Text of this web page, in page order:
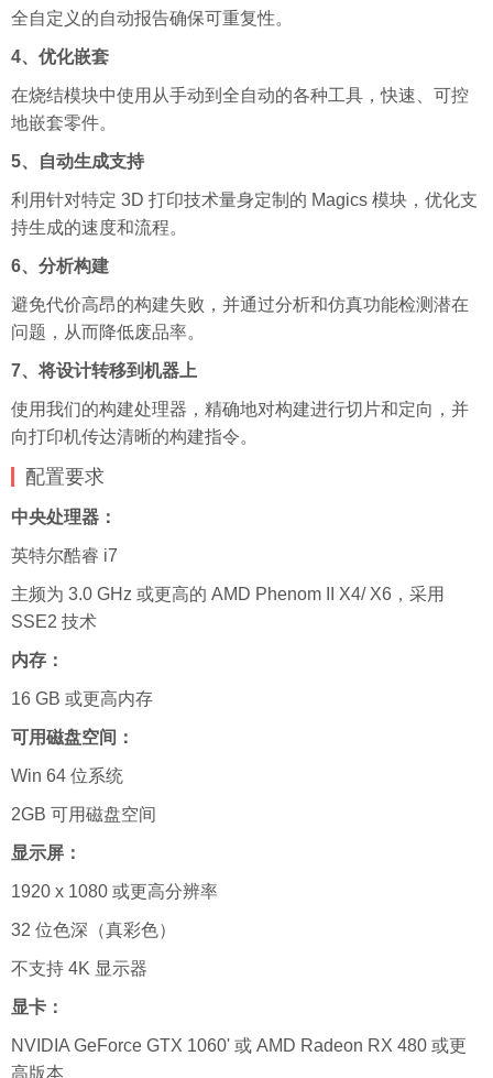
全自定义的自动报告确保可重复性。
4、优化嵌套
在烧结模块中使用从手动到全自动的各种工具，快速、可控
地嵌套零件。
5、自动生成支持
利用针对特定 3D 打印技术量身定制的 Magics 模块，优化支
持生成的速度和流程。
6、分析构建
避免代价高昂的构建失败，并通过分析和仿真功能检测潜在
问题，从而降低废品率。
7、将设计转移到机器上
使用我们的构建处理器，精确地对构建进行切片和定向，并
向打印机传达清晰的构建指令。
配置要求
中央处理器：
英特尔酷睿 i7
主频为 3.0 GHz 或更高的 AMD Phenom II X4/ X6，采用
SSE2 技术
内存：
16 GB 或更高内存
可用磁盘空间：
Win 64 位系统
2GB 可用磁盘空间
显示屏：
1920 x 1080 或更高分辨率
32 位色深（真彩色）
不支持 4K 显示器
显卡：
NVIDIA GeForce GTX 1060' 或 AMD Radeon RX 480 或更
高版本